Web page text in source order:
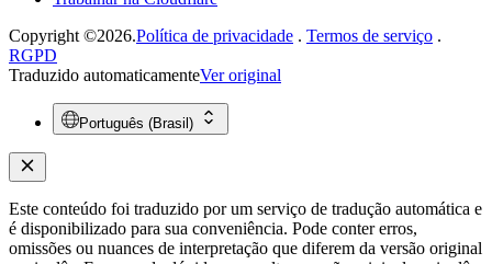
Copyright ©2026.Política de privacidade . Termos de serviço .
RGPD
Traduzido automaticamenteVer original
Português (Brasil)
Este conteúdo foi traduzido por um serviço de tradução automática e
é disponibilizado para sua conveniência. Pode conter erros,
omissões ou nuances de interpretação que diferem da versão original